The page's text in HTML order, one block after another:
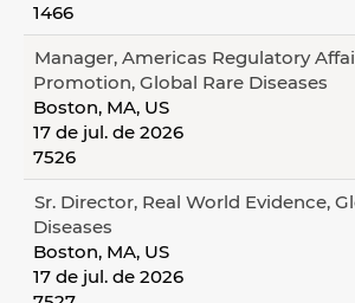
1466
Manager, Americas Regulatory
Promotion, Global Rare Diseases
Boston, MA, US
17 de jul. de 2026
7526
Sr. Director, Real World Evidence,
Diseases
Boston, MA, US
17 de jul. de 2026